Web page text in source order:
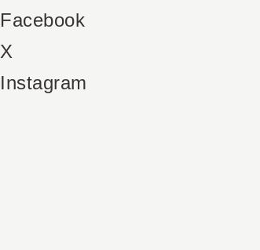
Facebook
X
Instagram